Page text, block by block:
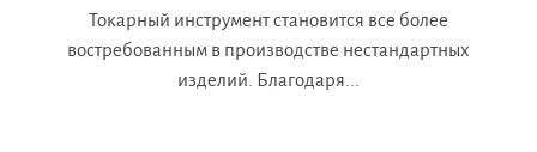
Токарный инструмент становится все более
востребованным в производстве нестандартных
изделий. Благодаря...